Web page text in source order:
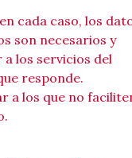
cada caso, los
son necesarios y
los servicios del
responde.
a los que no